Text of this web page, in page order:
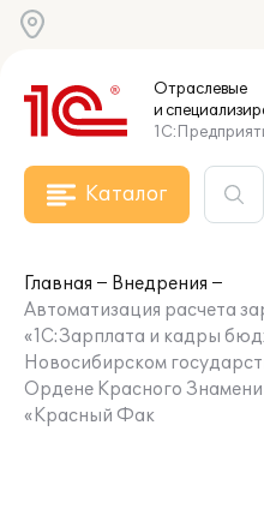
Отраслевые
и
Каталог
Главная
Внедрения
Автоматизация расчета
«1С:Зарплата и кадры
Новосибирском
Ордене Красного
«Красный Фак